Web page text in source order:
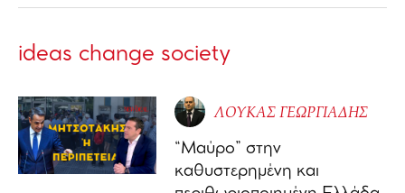
ideas change society
ΛΟΥΚΑΣ ΓΕΩΡΓΙΑΔΗΣ
“Μαύρο” στην
καθυστερημένη και